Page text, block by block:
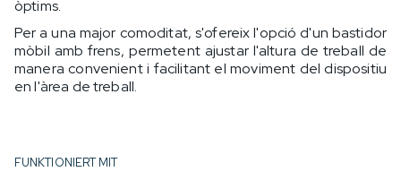
òptims.
Per a una major comoditat, s'ofereix l'opció d'un bastidor
mòbil amb frens, permetent ajustar l'altura de treball de
manera convenient i facilitant el moviment del dispositiu
en l'àrea de treball.
FUNKTIONIERT MIT